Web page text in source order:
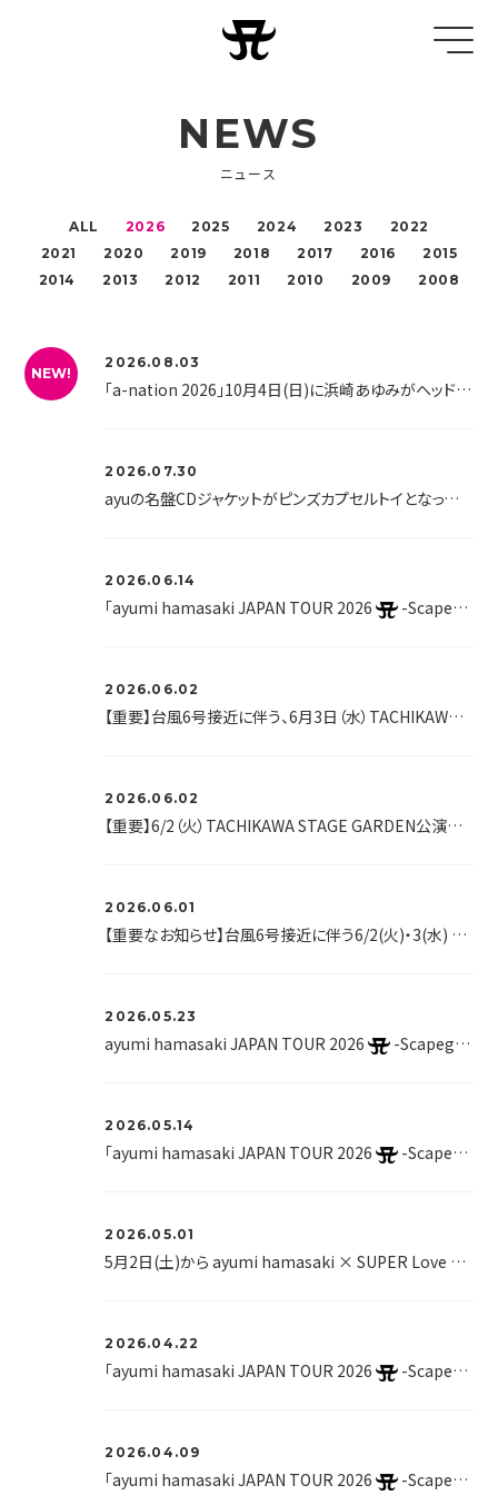
NEWS
ニュース
ALL 2026 2025 2024 2023
2022
2021
2020 2019 2018 2017 2016
2015
2014
2013 2012 2011 2010 2009 2008
NEW!
2026.08.03
「a-nation 2026」10月4日(日)に浜崎あゆみがヘッドライナーとして出演！TeamAyu抽選先行の実施決定！
2026.07.30
ayuの名盤CDジャケットがピンズカプセルトイとなって登場！東名阪でPOP UPイベントも開催！
2026.06.14
「ayumi hamasaki JAPAN TOUR 2026 -Scapegoat-」開催記念、浜崎あゆみオリジナルラベル缶ayu缶第２弾 が、大好評につき全国のサントリー自販機で再販決定！
2026.06.02
【重要】台風6号接近に伴う、6月3日（水）TACHIKAWA STAGE GARDEN公演の開催について
2026.06.02
【重要】6/2（火）TACHIKAWA STAGE GARDEN公演開催のご案内
2026.06.01
【重要なお知らせ】台風6号接近に伴う6/2(火)・3(水) 立川公演の開催について
2026.05.23
ayumi hamasaki JAPAN TOUR 2026 -Scapegoat- 6月以降公演の公式リセールサービス「AnyPASS STORE」のご案内
2026.05.14
「ayumi hamasaki JAPAN TOUR 2026 -Scapegoat-」6月以降公演の各プレイガイドチケット先行申込受付開始！
2026.05.01
5月2日(土)から ayumi hamasaki × SUPER Love DOGが運命のアートコラボを果たす remember love展が開幕！
2026.04.22
「ayumi hamasaki JAPAN TOUR 2026 -Scapegoat-」6月以降公演のTeamAyu限定チケット2次先行申込受付実施します！
2026.04.09
「ayumi hamasaki JAPAN TOUR 2026 -Scapegoat-」全日程解禁！！ 6月以降公演のTeamAyu限定チケット最速先行申込受付実施します！